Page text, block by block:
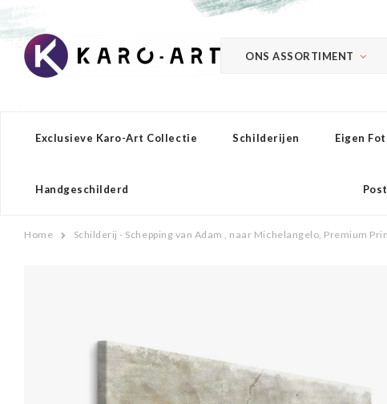
ONS ASSORTIMENT
Exclusieve Karo-Art Collectie Schilderijen Eigen
Handgeschilderd
Home Schilderij - Schepping van Adam , naar Michelangelo, Premium